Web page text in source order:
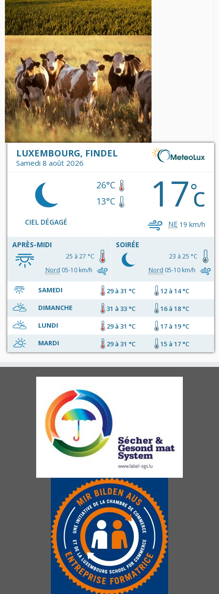
LUXEMBOURG, FINDEL
Samedi 8 août 2026
CIEL DÉGAGÉ
26°C
13°C
17°c
NE 19 km/h
APRÈS-MIDI
25 à 27 °C
Nord 05-10 km/h
SOIRÉE
23 à 25 °C
Nord 05-10 km/h
SAMEDI 29 à 31 °C
12 à 14 °C
DIMANCHE
31 à 33 °C
16 à 18 °C
LUNDI
29 à 31 °C
17 à 19 °C
MARDI
29 à 31 °C 15 à 17 °C